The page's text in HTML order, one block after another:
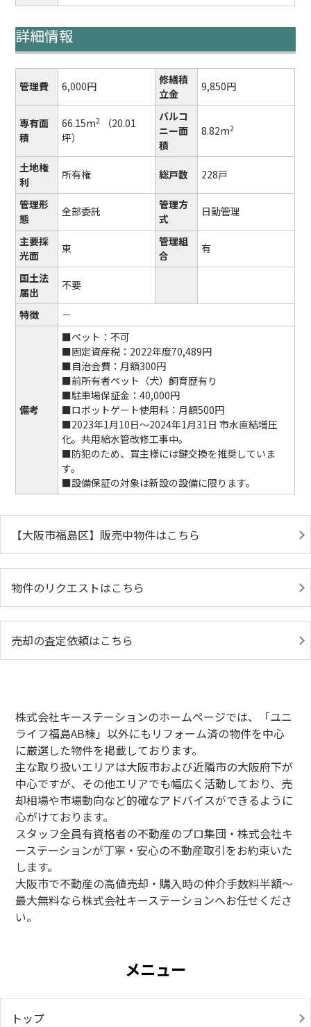
詳細情報
管理費 6,000円
修繕積
立金
9,850円
専有面
積
66.15m2
（20.01
坪）
バルコ
ニー面
積
8.82m2
土地権
利
所有権 総戸数 228戸
管理形
態
全部委託
管理方
式
日勤管理
主要採
光面
東
管理組
合
有
国土法
届出
不要
特徴 －
備考
■ペット：不可
■固定資産税：2022年度70,489円
■自治会費：月額300円
■前所有者ペット（犬）飼育歴有り
■駐車場保証金：40,000円
■ロボットゲート使用料：月額500円
■2023年1月10日～2024年1月31日 市水直結増圧
化。共用給水管改修工事中。
■防犯のため、買主様には鍵交換を推奨していま
す。
■設備保証の対象は新設の設備に限ります。
【大阪市福島区】販売中物件はこちら
物件のリクエストはこちら
売却の査定依頼はこちら
株式会社キーステーションのホームページでは、「ユニ
ライフ福島AB棟」以外にもリフォーム済の物件を中心
に厳選した物件を掲載しております。
主な取り扱いエリアは大阪市および近隣市の大阪府下が
中心ですが、その他エリアでも幅広く活動しており、売
却相場や市場動向など的確なアドバイスができるように
心がけております。
スタッフ全員有資格者の不動産のプロ集団・株式会社キ
ーステーションが丁寧・安心の不動産取引をお約束いた
します。
大阪市で不動産の高値売却・購入時の仲介手数料半額～
最大無料なら株式会社キーステーションへお任せくださ
い。
メニュー
トップ